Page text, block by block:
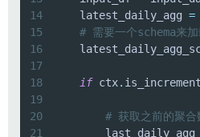
14
    latest_daily_agg
=
15
# 需要一个schema来加
16
17
18
if ctx.
19
20
# 获取之前的聚合
21
        last_daily_agg